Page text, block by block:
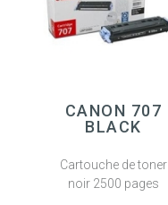
CANON 707
BLACK
Cartouche de toner
noir 2500 pages